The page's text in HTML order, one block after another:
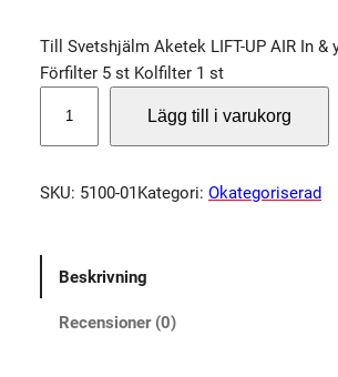
Till Svetshjälm Aketek LIFT-UP AIR In &
Förfilter 5 st Kolfilter 1 st
l
a
ö
Lägg till i varukorg
SKU: 5100-01 Kategori: Okategoriserad
Beskrivning
Recensioner (0)